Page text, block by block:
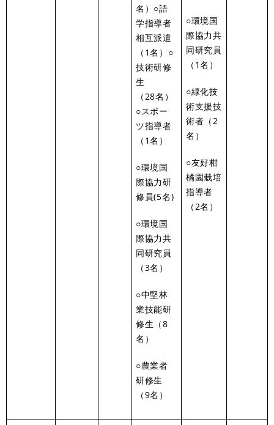
名）○語
学指導者
相互派遣
（1名）○
技術研修
生
（28名）
○スポー
ツ指導者
（1名）
○環境国
際協力研
修員(5名)
○環境国
際協力共
同研究員
（3名）
○中堅林
業技能研
修生（8
名）
○農業者
研修生
（9名）
○環境国
際協力共
同研究員
（1名）
○緑化技
術支援技
術者（2
名）
○友好柑
橘園栽培
指導者
（2名）